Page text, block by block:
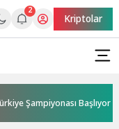
2
Kriptolar
Şampiyonası Başlıyor